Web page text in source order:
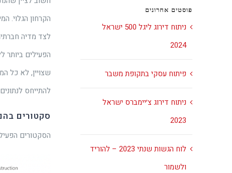
הקרחון הגלוי.
לצד מדיה
הפעילים ביותר
שצויין, לא כל
להתייחס
סקטורים
הסקטורים הפעילים ביותר, לפי
פוסטים אחרונים
ניתוח דירוג ליגל 500 ישראל
2024
פיתוח עסקי בתקופת משבר
ניתוח דירוג צ׳יימברס ישראל
2023
לוח הגשות שנתי 2023 – להוריד
ולשמור